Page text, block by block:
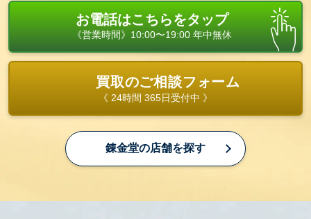
お電話はこちらをタップ
《営業時間》10:00〜19:00 年中無休
買取のご相談フォーム
《 24時間 365日受付中 》
錬金堂の店舗を探す